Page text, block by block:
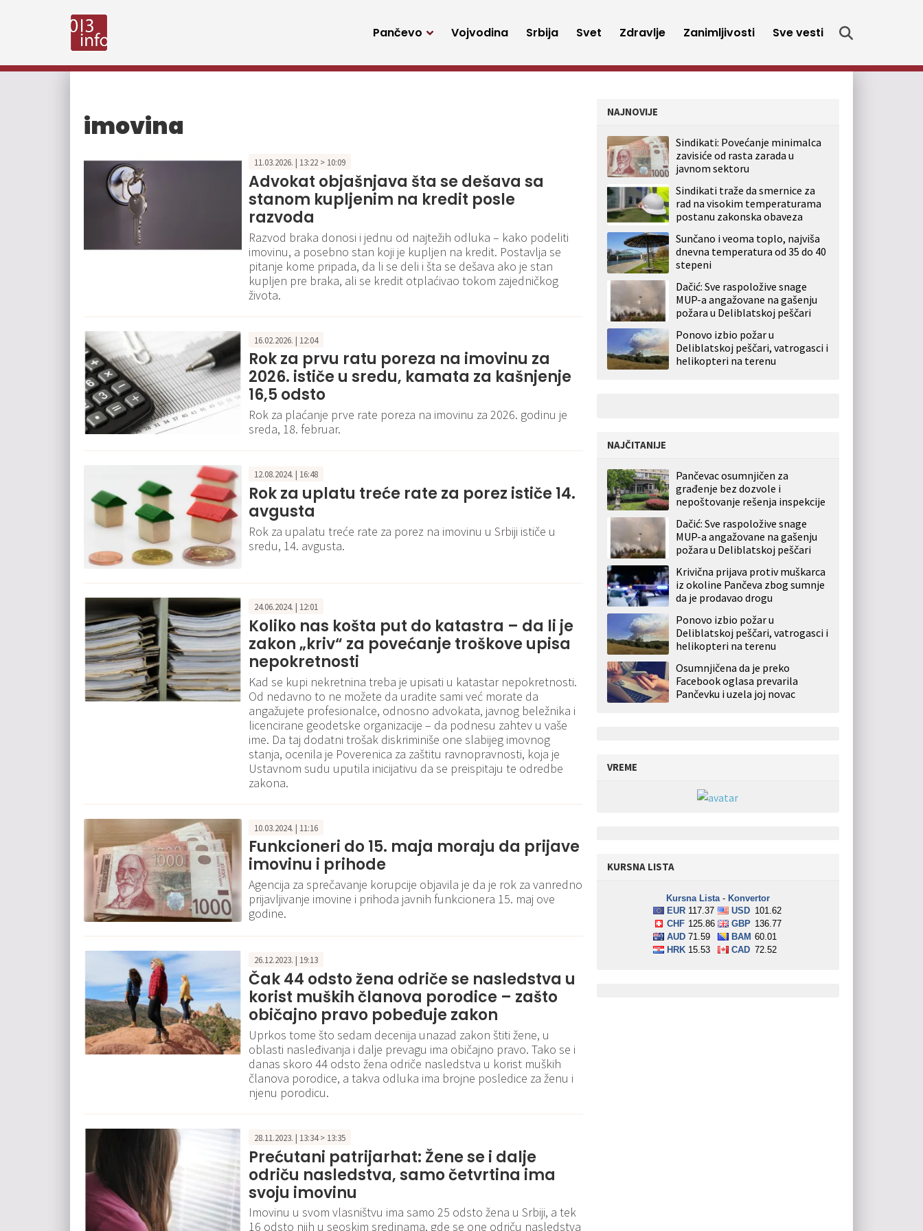
Pančevo Vojvodina Srbija Svet Zdravlje Zanimljivosti Sve vesti
imovina
11.03.2026. | 13:22 > 10:09
Advokat objašnjava šta se dešava sa
stanom kupljenim na kredit posle
razvoda
Razvod braka donosi i jednu od najtežih odluka – kako podeliti
imovinu, a posebno stan koji je kupljen na kredit. Postavlja se
pitanje kome pripada, da li se deli i šta se dešava ako je stan
kupljen pre braka, ali se kredit otplaćivao tokom zajedničkog
života.
16.02.2026. | 12:04
Rok za prvu ratu poreza na imovinu za
2026. ističe u sredu, kamata za kašnjenje
16,5 odsto
Rok za plaćanje prve rate poreza na imovinu za 2026. godinu je
sreda, 18. februar.
12.08.2024. | 16:48
Rok za uplatu treće rate za porez ističe 14.
avgusta
Rok za upalatu treće rate za porez na imovinu u Srbiji ističe u
sredu, 14. avgusta.
24.06.2024. | 12:01
Koliko nas košta put do katastra – da li je
zakon „kriv“ za povećanje troškove upisa
nepokretnosti
Kad se kupi nekretnina treba je upisati u katastar nepokretnosti.
Od nedavno to ne možete da uradite sami već morate da
angažujete profesionalce, odnosno advokata, javnog beležnika i
licencirane geodetske organizacije – da podnesu zahtev u vaše
ime. Da taj dodatni trošak diskriminiše one slabijeg imovnog
stanja, ocenila je Poverenica za zaštitu ravnopravnosti, koja je
Ustavnom sudu uputila inicijativu da se preispitaju te odredbe
zakona.
10.03.2024. | 11:16
Funkcioneri do 15. maja moraju da prijave
imovinu i prihode
Agencija za sprečavanje korupcije objavila je da je rok za vanredno
prijavljivanje imovine i prihoda javnih funkcionera 15. maj ove
godine.
26.12.2023. | 19:13
Čak 44 odsto žena odriče se nasledstva u
korist muških članova porodice – zašto
običajno pravo pobeđuje zakon
Uprkos tome što sedam decenija unazad zakon štiti žene, u
oblasti nasleđivanja i dalje prevagu ima običajno pravo. Tako se i
danas skoro 44 odsto žena odriče nasledstva u korist muških
članova porodice, a takva odluka ima brojne posledice za ženu i
njenu porodicu.
28.11.2023. | 13:34 > 13:35
Prećutani patrijarhat: Žene se i dalje
odriču nasledstva, samo četvrtina ima
svoju imovinu
Imovinu u svom vlasništvu ima samo 25 odsto žena u Srbiji, a tek
16 odsto njih u seoskim sredinama, gde se one odriču nasledstva
NAJNOVIJE
Sindikati: Povećanje minimalca
zavisiće od rasta zarada u
javnom sektoru
Sindikati traže da smernice za
rad na visokim temperaturama
postanu zakonska obaveza
Sunčano i veoma toplo, najviša
dnevna temperatura od 35 do 40
stepeni
Dačić: Sve raspoložive snage
MUP-a angažovane na gašenju
požara u Deliblatskoj peščari
Ponovo izbio požar u
Deliblatskoj peščari, vatrogasci i
helikopteri na terenu
NAJČITANIJE
Pančevac osumnjičen za
građenje bez dozvole i
nepoštovanje rešenja inspekcije
Dačić: Sve raspoložive snage
MUP-a angažovane na gašenju
požara u Deliblatskoj peščari
Krivična prijava protiv muškarca
iz okoline Pančeva zbog sumnje
da je prodavao drogu
Ponovo izbio požar u
Deliblatskoj peščari, vatrogasci i
helikopteri na terenu
Osumnjičena da je preko
Facebook oglasa prevarila
Pančevku i uzela joj novac
VREME
KURSNA LISTA